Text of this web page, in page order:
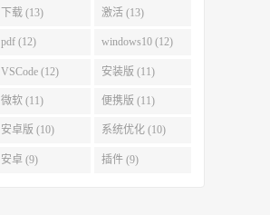
下载 (13) 激活 (13)
pdf (12) windows10 (12)
VSCode (12) 安装版 (11)
微软 (11) 便携版 (11)
安卓版 (10) 系统优化 (10)
安卓 (9) 插件 (9)